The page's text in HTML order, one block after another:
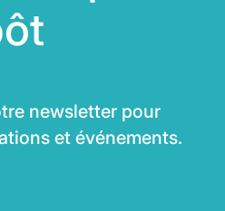
newsletter pour
et événements.